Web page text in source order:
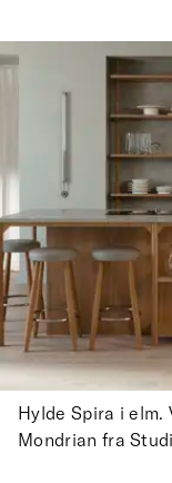
Hylde Spira i
Mondrian fra